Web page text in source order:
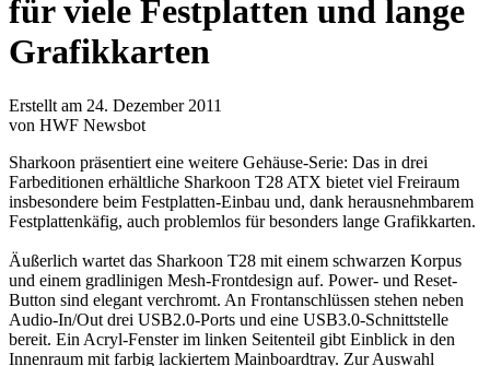
für viele Festplatten und lange
Grafikkarten
Erstellt am 24. Dezember 2011
von HWF Newsbot
Sharkoon präsentiert eine weitere Gehäuse-Serie: Das in drei
Farbeditionen erhältliche Sharkoon T28 ATX bietet viel Freiraum
insbesondere beim Festplatten-Einbau und, dank herausnehmbarem
Festplattenkäfig, auch problemlos für besonders lange Grafikkarten.
Äußerlich wartet das Sharkoon T28 mit einem schwarzen Korpus
und einem gradlinigen Mesh-Frontdesign auf. Power- und Reset-
Button sind elegant verchromt. An Frontanschlüssen stehen neben
Audio-In/Out drei USB2.0-Ports und eine USB3.0-Schnittstelle
bereit. Ein Acryl-Fenster im linken Seitenteil gibt Einblick in den
Innenraum mit farbig lackiertem Mainboardtray. Zur Auswahl